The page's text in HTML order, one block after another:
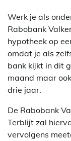
Werk je als
Rabobank
hypotheek op
omdat je als
bank kijkt in dit
maand maar
drie jaar.
De Rabobank
Terblijt zal
vervolgens